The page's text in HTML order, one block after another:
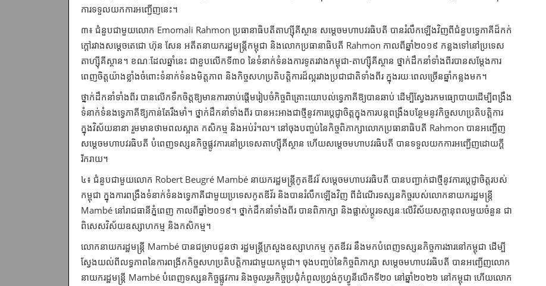
ការទទួលយកការអញ្ជើញនេះ។
៣៖ ជំនួបជាមួយលោក Emomali Rahmon ប្រធានាធិបតីតាហ្ស៊ីគីស្ថាន សម្តេចមហាបវរធិបតី បានរំលឹកឡើងវិញពីជំនួបទ្វេភាគីដ៏កក់
ក្តៅរវាងសម្តេច​តេជោ ហ៊ុន សែន អតីតនាយករដ្ឋមន្ត្រីកម្ពុជា និងលោកប្រធានាធិបតី Rahmo​n កាលពីឆ្នាំ២០១៩ កន្លងទៅនៅប្រទេស
តាហ្ស៊ីគីស្ថាន។ ខណៈដែលឆ្នាំនេះ ជាខួបលើកទី៣០ នៃទំនាក់ទំនងការទូតរវាងកម្ពុជា-តាហ្ស៊ីគីស្ថាន ថ្នាក់ដឹកនាំទាំងពីរ​បានសម្តែងការ
ពេញចិត្តយ៉ាងខ្លាំងចំពោះទំនាក់ទំនងមិត្តភាព និងកិច្ចសហប្រតិបត្តិការដ៏ល្អរវាងប្រជាជាតិទាំងពីរ ក្នុងរយៈពេលច្រើនឆ្នាំកន្លងមក។
ថ្នាក់ដឹកនាំទាំងពីរ បានលើកទឹកចិត្តឱ្យមានការចាប់ផ្តើមរៀបចំកិច្ចពិគ្រោះយោបល់ទ្វេភាគីឱ្យបានឆាប់ ដើម្បីស្វែងរកមធ្យោបាយដើម្បីពង្រឹង
ទំនាក់ទំនងទ្វេភាគីឱ្យកាន់តែរឹងមាំ។ ថ្នាក់ដឹកនាំទាំងពីរ បានអះអាងជាថ្មីនូវការប្តេជ្ញាចិត្តក្នុងការបន្ត​ពង្រឹងបន្ថែមនូវកិច្ចសហប្រតិបត្តិការ
ក្នុងវិស័យនានា រួមមានថាមពលស្អាត កសិកម្ម និងអប់រំ។ល។ នៅចុងបញ្ចប់នៃកិច្ចពិភាក្សាលោកប្រធានាធិបតី Rahmon បានអញ្ជើញ
សម្ដេចមហាបវរធិបតី បំពេញទស្សនកិច្ចផ្លូវការនៅប្រទេសតា​ហ្ស៊ីគីស្ថាន ហើយសម្តេចមហាបវរធិបតី បានទទួលយកការអញ្ជើញដោយក្តី
រីករាយ។
៤៖ ជំនួបជាមួយលោក Robert Beugré Mambé នាយករដ្ឋមន្ត្រីកូតឌីវរ័ សម្ដេចមហាបវរធិបតី បានបញ្ជាក់ជាថ្មីនូវការប្ដេជ្ញាចិត្តរបស់
កម្ពុជា ក្នុងការពង្រឹង​ទំនាក់ទំនងទ្វេភាគីជាមួយប្រទេសកូតឌីវ័រ និងបានរំលឹកឡើងវិញ ពីដំណើរទស្សនកិច្ចរបស់លោកនាយករដ្ឋមន្ត្រី
Mambé នៅរាជធានីភ្នំពេញ កាលពីឆ្នាំ​២០១៩។ ថ្នាក់ដឹកនាំទាំងពីរ បានពិភាក្សា និងផ្លាស់ប្តូរទស្សនៈលើវិស័យសក្តានុពលមួយចំនួន ជា
ពិសេសវិស័យឧស្សាហកម្ម និងកសិកម្ម។
លោកនាយករដ្ឋមន្ត្រី Mambé បានជម្រាបជូនថា រដ្ឋមន្ត្រីក្រសួងឧស្សាហកម្ម កូតឌីវរ នឹងមកបំពេញទស្សនកិច្ចការងារនៅកម្ពុជា ដើម្បី
ស្វែងយល់ពីលទ្ធភាព​នៃការពង្រីកកិច្ចសហប្រតិបត្តិការជាមួយកម្ពុជា។ ចុងបញ្ចប់នៃកិច្ចពិភាក្សា សម្ដេច​មហាបវរធិបតី បានអញ្ជើញលោក
នាយករដ្ឋមន្ត្រី Mambé បំពេញ​ទស្សន​កិច្ចផ្លូវការ និងចូលរួមកិច្ចប្រជុំកំពូលហ្វ្រង់កូហ្វូនីលើកទី២០ នៅឆ្នាំ​២០២៦ នៅកម្ពុជា ហើយលោក